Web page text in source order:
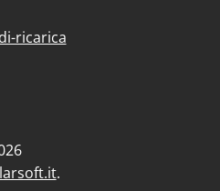
ricarica
.